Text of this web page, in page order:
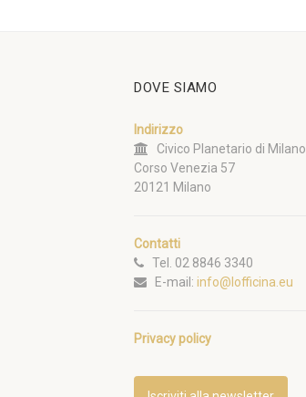
DOVE SIAMO
Indirizzo
Civico Planetario di Milano
Corso Venezia 57
20121 Milano
Contatti
Tel. 02 8846 3340
E-mail: info@lofficina.eu
Privacy policy